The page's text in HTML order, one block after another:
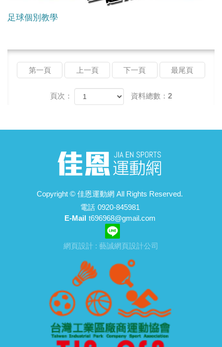
足球個別教學
第一頁 上一頁 下一頁 最尾頁
頁次： 資料總數：2
Copyright © 佳恩運動網 All Rights Reserved.
電話 0920-845981
E-Mail t696968@gmail.com
網頁設計 : 藝誠網頁設計公司